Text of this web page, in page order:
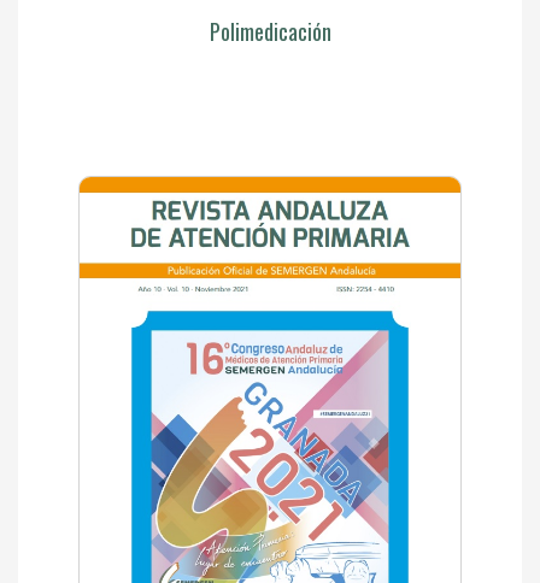
Polimedicación